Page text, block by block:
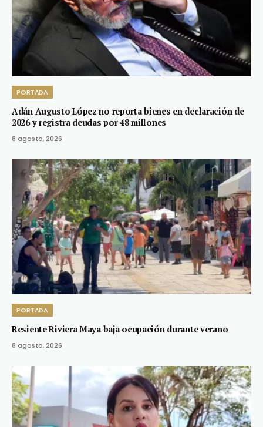
PORTADA
Adán Augusto López no reporta bienes en declaración de
2026 y registra deudas por 48 millones
8 agosto, 2026
PORTADA
Resiente Riviera Maya baja ocupación durante verano
8 agosto, 2026